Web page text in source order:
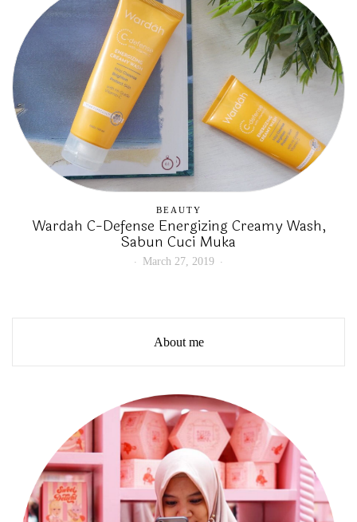
BEAUTY
Wardah C-Defense Energizing Creamy Wash,
Sabun Cuci Muka
March 27, 2019
About me